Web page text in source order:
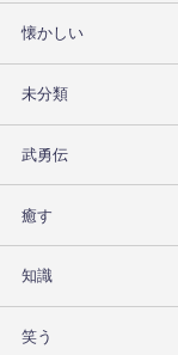
懐かしい
未分類
武勇伝
癒す
知識
笑う